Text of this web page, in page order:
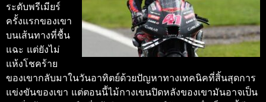
ระดับพรีเมียร์
ครั้งแรกของเขา
บนเส้นทางที่ชื้น
แฉะ แต่ยังไม่
แห้งโชคร้าย
ของเขากลับมาในวันอาทิตย์ด้วยปัญหาทางเทคนิคที่สิ้นสุดการ
แข่งขันของเขา แต่ตอนนี้ไม้กางเขนปิดหลังของเขามันอาจเป็น